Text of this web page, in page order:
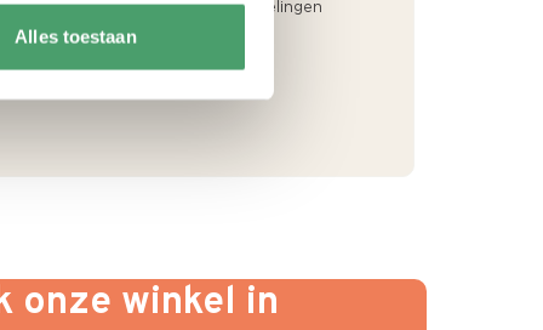
Alles toestaan
onze winkel in